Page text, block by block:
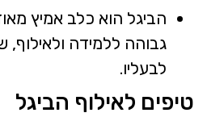
הביגל הוא כלב אמיץ
גבוהה ללמידה ולאילוף,
לבעליו.
לאילוף הביגל